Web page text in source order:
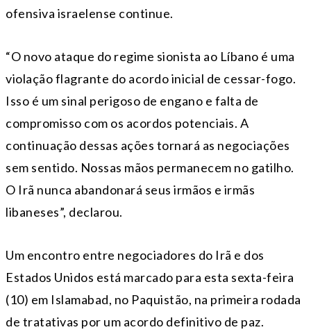
ofensiva israelense continue.
“O novo ataque do regime sionista ao Líbano é uma
violação flagrante do acordo inicial de cessar-fogo.
Isso é um sinal perigoso de engano e falta de
compromisso com os acordos potenciais. A
continuação dessas ações tornará as negociações
sem sentido. Nossas mãos permanecem no gatilho.
O Irã nunca abandonará seus irmãos e irmãs
libaneses”, declarou.
Um encontro entre negociadores do Irã e dos
Estados Unidos está marcado para esta sexta-feira
(10) em Islamabad, no Paquistão, na primeira rodada
de tratativas por um acordo definitivo de paz.